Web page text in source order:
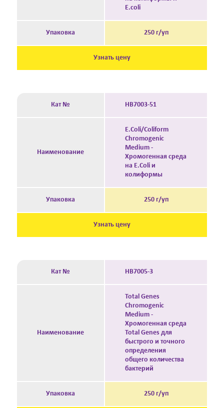
E.coli
Упаковка 250 г/уп
Узнать цену
Кат № HB7003-51
Наименование
E.Coli/Coliform
Chromogenic
Medium -
Хромогенная среда
на E.Coli и
колиформы
Упаковка 250 г/уп
Узнать цену
Кат № HB7005-3
Наименование
Total Genes
Chromogenic
Medium -
Хромогенная среда
Total Genes для
быстрого и точного
определения
общего количества
бактерий
Упаковка 250 г/уп